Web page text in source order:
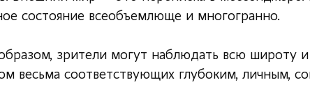
состояние всеобъемлюще и многогранно.
зрители могут наблюдать всю широту
весьма соответствующих глубоким, личным,